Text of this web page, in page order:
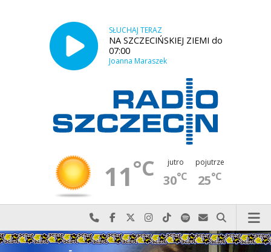
SŁUCHAJ TERAZ
NA SZCZECIŃSKIEJ ZIEMI do
07:00
Joanna Maraszek
11°C jutro
30°C
pojutrze
25°C
Najlepiej po prostu do nas zadzwoń
Odwiedź nas na Facebook-u
Odwiedź nas na X
Odwiedź nas na Instagram-ie
Odwiedź nas na TikTok-u
Szukaj nas na Spotify
Wyślij do nas
Szukaj